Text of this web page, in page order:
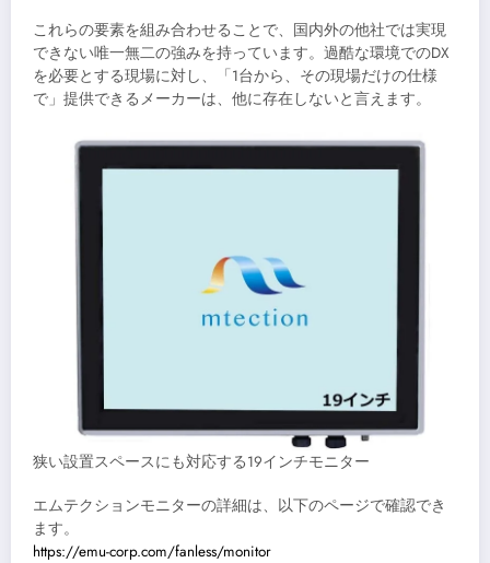
これらの要素を組み合わせることで、国内外の他社では実現
できない唯一無二の強みを持っています。過酷な環境でのDX
を必要とする現場に対し、「1台から、その現場だけの仕様
で」提供できるメーカーは、他に存在しないと言えます。
狭い設置スペースにも対応する19インチモニター
エムテクションモニターの詳細は、以下のページで確認でき
ます。
https://emu-corp.com/fanless/monitor